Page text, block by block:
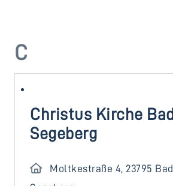
C
Christus Kirche Bad
Segeberg
Moltkestraße 4, 23795 Bad